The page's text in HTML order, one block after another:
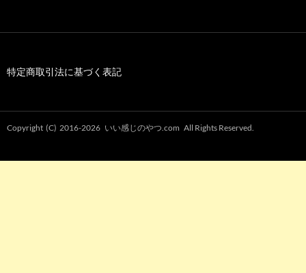
特定商取引法に基づく表記
Copyright (C) 2016-2026 いい感じのやつ.com All Rights Reserved.